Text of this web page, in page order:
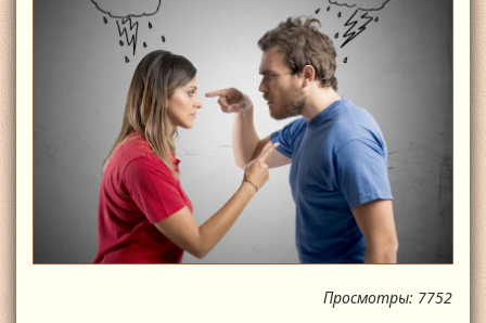
Просмотры: 7752